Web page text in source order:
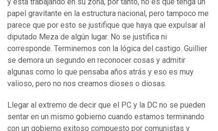
y está trabajando en su zona, por tanto, no es que tenga un
papel gravitante en la estructura nacional, pero tampoco me
parece que por esto se justifique que haya que expulsar al
diputado Meza de algún lugar. No se justifica ni
corresponde. Terminemos con la lógica del castigo. Guillier
se demora un segundo en reconocer cosas y admitir
algunas como lo que pensaba años atrás y eso es muy
valioso, pero no nos creamos dioses o diosas.
Llegar al extremo de decir que el PC y la DC no se pueden
sentar en un mismo gobierno cuando estamos terminando
con un gobierno exitoso compuesto por comunistas y